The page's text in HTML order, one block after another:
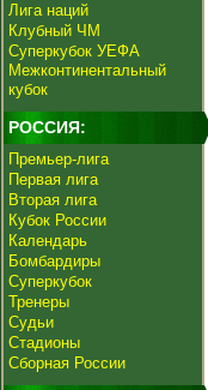
Лига наций
Клубный ЧМ
Суперкубок УЕФА
Межконтинентальный
кубок
РОССИЯ:
Премьер-лига
Первая лига
Вторая лига
Кубок России
Календарь
Бомбардиры
Суперкубок
Тренеры
Судьи
Стадионы
Сборная России